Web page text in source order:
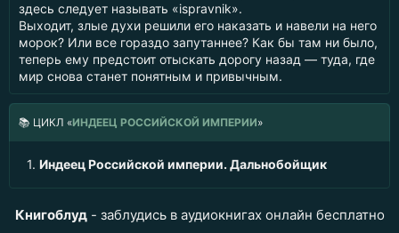
здесь следует называть «ispravnik».
Выходит, злые духи решили его наказать и навели на него
морок? Или все гораздо запутаннее? Как бы там ни было,
теперь ему предстоит отыскать дорогу назад — туда, где
мир снова станет понятным и привычным.
📚 ЦИКЛ «ИНДЕЕЦ РОССИЙСКОЙ ИМПЕРИИ»
1. Индеец Российской империи. Дальнобойщик
Книгоблуд- заблудись в аудиокнигах онлайн бесплатно